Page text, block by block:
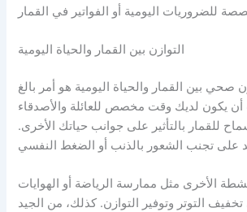
التوازن بين القمار والحياة اليومية
صحي بين القمار والحياة اليومية هو أمر بالغ
أن يكون لديك وقت مخصص للعائلة والأصدقاء
للقمار بالتأثير على جوانب حياتك الأخرى.
الأخرى مثل ممارسة الرياضة أو الهوايات
تخفيف التوتر وتوفير التوازن. كذلك، من الجيد